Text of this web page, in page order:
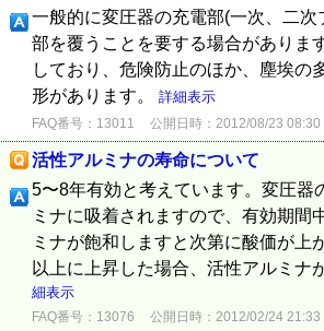
一般的に変圧器の充電部(一次、二
部を覆うことを要する場合がありま
しており、危険防止のほか、塵埃の
形があります。 詳細表示
FAQ番号：13011 公開日時：2012/08/23 08:30
活性アルミナの寿命について
5〜8年有効と考えています。変圧器
ミナに吸着されますので、有効期間
ミナが飽和しますと次第に酸価が上
以上に上昇した場合、活性アルミナ
細表示
FAQ番号：13076 公開日時：2012/02/24 21:33